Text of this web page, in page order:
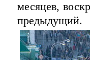
месяцев,
предыдущий.